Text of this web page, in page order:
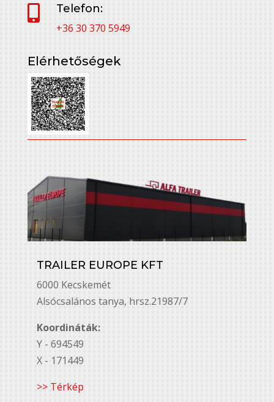

Telefon:
+36 30 370 5949
Elérhetőségek
TRAILER EUROPE KFT
6000 Kecskemét
Alsó￳csalános tanya, hrsz.21987/7
Koordináták:
Y - 694549
X - 171449
>> Térkép